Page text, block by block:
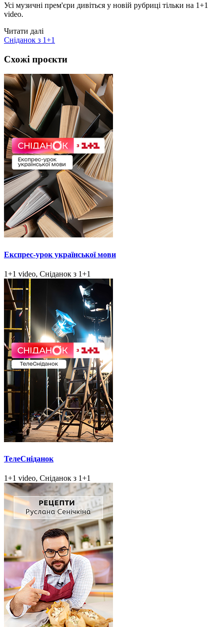
Усі музичні прем'єри дивіться у новій рубриці тільки на 1+1
video.
Читати далі
Сніданок з 1+1
Схожі проєкти
Експрес-урок української мови
1+1 video, Сніданок з 1+1
ТелеСніданок
1+1 video, Сніданок з 1+1